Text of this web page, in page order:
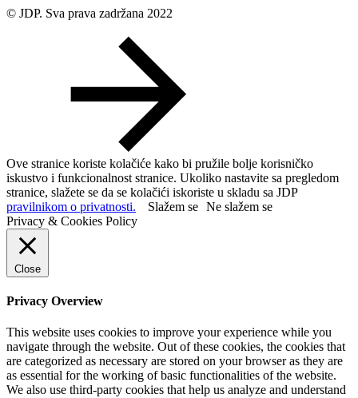
© JDP. Sva prava zadržana 2022
Ove stranice koriste kolačiće kako bi pružile bolje korisničko
iskustvo i funkcionalnost stranice. Ukoliko nastavite sa pregledom
stranice, slažete se da se kolačići iskoriste u skladu sa JDP
pravilnikom o privatnosti.
Slažem se Ne slažem se
Privacy & Cookies Policy
Close
Privacy Overview
This website uses cookies to improve your experience while you
navigate through the website. Out of these cookies, the cookies that
are categorized as necessary are stored on your browser as they are
as essential for the working of basic functionalities of the website.
We also use third-party cookies that help us analyze and understand